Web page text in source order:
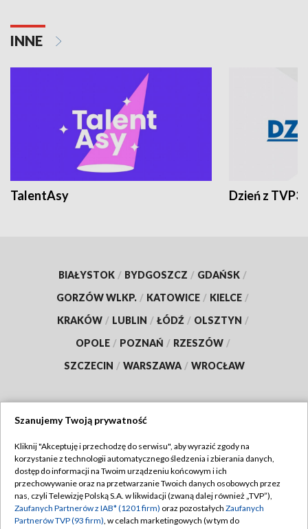
INNE
TalentAsy Dzień z TVP3
BIAŁYSTOK / BYDGOSZCZ / GDAŃSK /
GORZÓW WLKP. / KATOWICE / KIELCE /
KRAKÓW / LUBLIN / ŁÓDŹ / OLSZTYN /
OPOLE / POZNAŃ / RZESZÓW /
SZCZECIN / WARSZAWA / WROCŁAW
TVP
Abonament TVP
Emisja w TVP
Regulamin TVP
Polityka prywatności
Szanujemy Twoją prywatność
Kliknij "Akceptuję i przechodzę do serwisu", aby wyrazić zgody na
korzystanie z technologii automatycznego śledzenia i zbierania danych,
dostęp do informacji na Twoim urządzeniu końcowym i ich
przechowywanie oraz na przetwarzanie Twoich danych osobowych przez
nas, czyli Telewizję Polską S.A. w likwidacji (zwaną dalej również „TVP”),
Zaufanych Partnerów z IAB* (1201 firm) oraz pozostałych Zaufanych
Partnerów TVP (93 firm), w celach marketingowych (w tym do